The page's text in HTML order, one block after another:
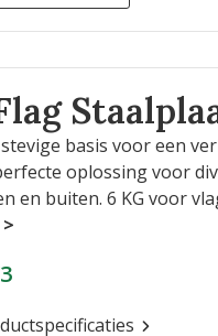
basis voor een
oplossing voor
en buiten. 6 KG voor